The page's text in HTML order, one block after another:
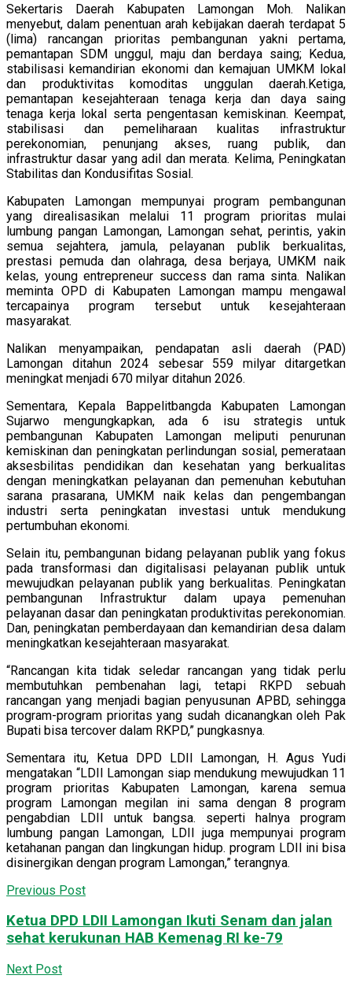
Sekertaris Daerah Kabupaten Lamongan Moh. Nalikan
menyebut, dalam penentuan arah kebijakan daerah terdapat 5
(lima) rancangan prioritas pembangunan yakni pertama,
pemantapan SDM unggul, maju dan berdaya saing; Kedua,
stabilisasi kemandirian ekonomi dan kemajuan UMKM lokal
dan produktivitas komoditas unggulan daerah.Ketiga,
pemantapan kesejahteraan tenaga kerja dan daya saing
tenaga kerja lokal serta pengentasan kemiskinan. Keempat,
stabilisasi dan pemeliharaan kualitas infrastruktur
perekonomian, penunjang akses, ruang publik, dan
infrastruktur dasar yang adil dan merata. Kelima, Peningkatan
Stabilitas dan Kondusifitas Sosial.
Kabupaten Lamongan mempunyai program pembangunan
yang direalisasikan melalui 11 program prioritas mulai
lumbung pangan Lamongan, Lamongan sehat, perintis, yakin
semua sejahtera, jamula, pelayanan publik berkualitas,
prestasi pemuda dan olahraga, desa berjaya, UMKM naik
kelas, young entrepreneur success dan rama sinta. Nalikan
meminta OPD di Kabupaten Lamongan mampu mengawal
tercapainya program tersebut untuk kesejahteraan
masyarakat.
Nalikan menyampaikan, pendapatan asli daerah (PAD)
Lamongan ditahun 2024 sebesar 559 milyar ditargetkan
meningkat menjadi 670 milyar ditahun 2026.
Sementara, Kepala Bappelitbangda Kabupaten Lamongan
Sujarwo mengungkapkan, ada 6 isu strategis untuk
pembangunan Kabupaten Lamongan meliputi penurunan
kemiskinan dan peningkatan perlindungan sosial, pemerataan
aksesbilitas pendidikan dan kesehatan yang berkualitas
dengan meningkatkan pelayanan dan pemenuhan kebutuhan
sarana prasarana, UMKM naik kelas dan pengembangan
industri serta peningkatan investasi untuk mendukung
pertumbuhan ekonomi.
Selain itu, pembangunan bidang pelayanan publik yang fokus
pada transformasi dan digitalisasi pelayanan publik untuk
mewujudkan pelayanan publik yang berkualitas. Peningkatan
pembangunan Infrastruktur dalam upaya pemenuhan
pelayanan dasar dan peningkatan produktivitas perekonomian.
Dan, peningkatan pemberdayaan dan kemandirian desa dalam
meningkatkan kesejahteraan masyarakat.
“Rancangan kita tidak seledar rancangan yang tidak perlu
membutuhkan pembenahan lagi, tetapi RKPD sebuah
rancangan yang menjadi bagian penyusunan APBD, sehingga
program-program prioritas yang sudah dicanangkan oleh Pak
Bupati bisa tercover dalam RKPD,” pungkasnya.
Sementara itu, Ketua DPD LDII Lamongan, H. Agus Yudi
mengatakan “LDII Lamongan siap mendukung mewujudkan 11
program prioritas Kabupaten Lamongan, karena semua
program Lamongan megilan ini sama dengan 8 program
pengabdian LDII untuk bangsa. seperti halnya program
lumbung pangan Lamongan, LDII juga mempunyai program
ketahanan pangan dan lingkungan hidup. program LDII ini bisa
disinergikan dengan program Lamongan,” terangnya.
Previous Post
Ketua DPD LDII Lamongan Ikuti Senam dan jalan
sehat kerukunan HAB Kemenag RI ke-79
Next Post